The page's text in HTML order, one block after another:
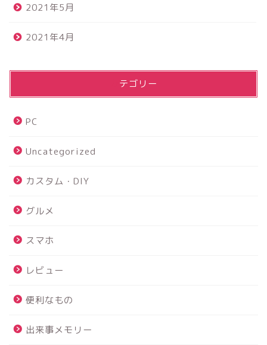
2021年5月
2021年4月
カテゴリー
PC
Uncategorized
カスタム・DIY
グルメ
スマホ
レビュー
便利なもの
出来事メモリー